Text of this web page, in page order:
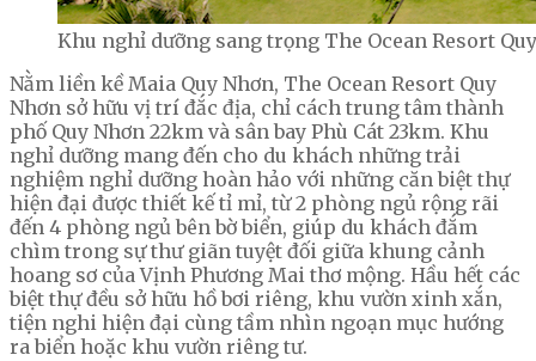
Khu nghỉ dưỡng sang trọng The Ocean Resort
Nằm liền kề Maia Quy Nhơn, The Ocean Resort Quy
Nhơn sở hữu vị trí đắc địa, chỉ cách trung tâm thành
phố Quy Nhơn 22km và sân bay Phù Cát 23km. Khu
nghỉ dưỡng mang đến cho du khách những trải
nghiệm nghỉ dưỡng hoàn hảo với những căn biệt thự
hiện đại được thiết kế tỉ mỉ, từ 2 phòng ngủ rộng rãi
đến 4 phòng ngủ bên bờ biển, giúp du khách đắm
chìm trong sự thư giãn tuyệt đối giữa khung cảnh
hoang sơ của Vịnh Phương Mai thơ mộng. Hầu hết các
biệt thự đều sở hữu hồ bơi riêng, khu vườn xinh xắn,
tiện nghi hiện đại cùng tầm nhìn ngoạn mục hướng
ra biển hoặc khu vườn riêng tư.